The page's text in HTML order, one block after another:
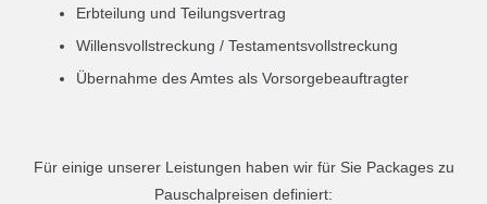
Erbteilung und Teilungsvertrag
Willensvollstreckung / Testamentsvollstreckung
Übernahme des Amtes als Vorsorgebeauftragter
Für einige unserer Leistungen haben wir für Sie Packages zu
Pauschalpreisen definiert: